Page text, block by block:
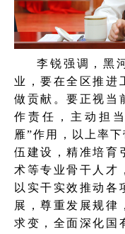
李锐强调，黑
业，要在全区推进
做贡献。要正视当
作责任，主动担
雁”作用，以上率
伍建设，精准培育
术等专业骨干人才
以实干实效推动各
展，尊重发展规律
求变，全面深化国